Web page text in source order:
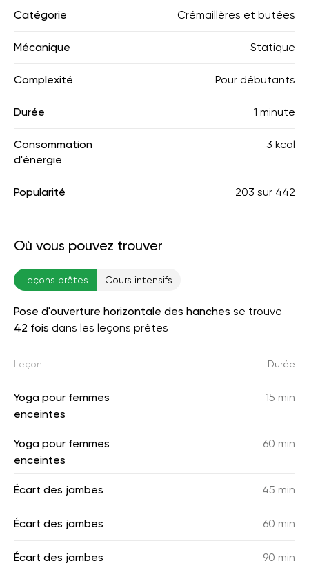
Catégorie Crémaillères et butées
Mécanique Statique
Complexité Pour débutants
Durée 1 minute
Consommation
d'énergie
3 kcal
Popularité 203 sur 442
Où vous pouvez trouver
Leçons prêtes Cours intensifs
Pose d'ouverture horizontale des hanches se trouve
42 fois dans les leçons prêtes
Leçon Durée
Yoga pour femmes
enceintes
15 min
Yoga pour femmes
enceintes
60 min
Écart des jambes 45 min
Écart des jambes 60 min
Écart des jambes 90 min